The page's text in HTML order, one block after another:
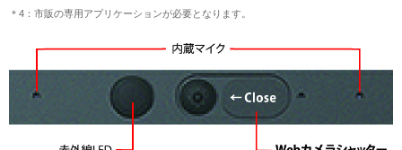
＊4：市販の専用アプリケーションが必要となります。